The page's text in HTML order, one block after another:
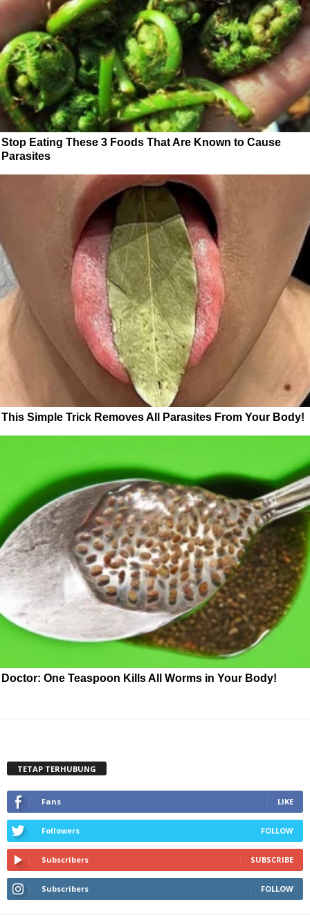
Stop Eating These 3 Foods That Are Known to Cause
Parasites
This Simple Trick Removes All Parasites From Your Body!
Doctor: One Teaspoon Kills All Worms in Your Body!
TETAP TERHUBUNG
Fans LIKE
Followers FOLLOW
Subscribers SUBSCRIBE
Subscribers FOLLOW